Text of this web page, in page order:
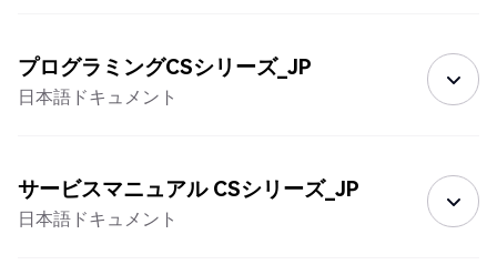
プログラミングCSシリーズ_JP
日本語ドキュメント
サービスマニュアル CSシリーズ_JP
日本語ドキュメント